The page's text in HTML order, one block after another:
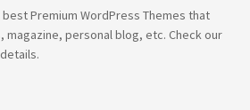
Premium WordPress Themes that
personal blog, etc. Check our